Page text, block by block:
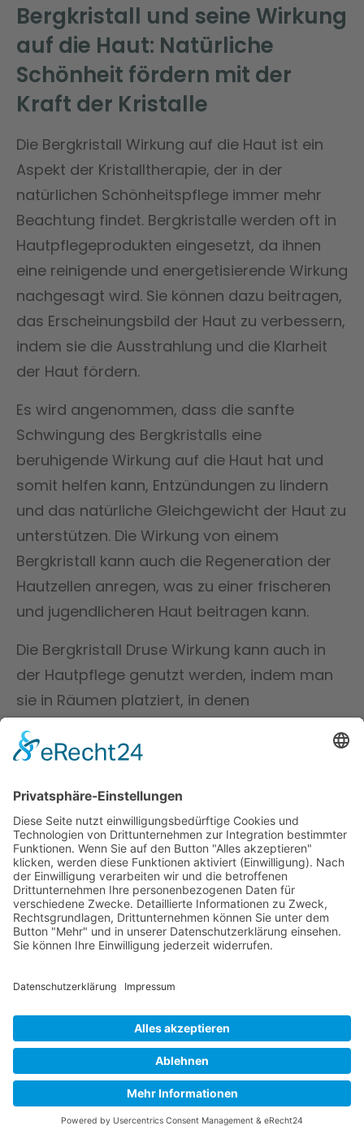
Bergkristall und seine Wirkung
auf die Haut: Natürliche
Schönheit fördern mit der
Kraft der Kristalle
Die Bergkristall Wirkung auf die Haut ist ein
Aspekt der Kristalltherapie, der in der
natürlichen Schönheitspflege immer mehr
Beachtung findet. Bergkristalle werden oft in
Hautpflegeprodukten eingesetzt, da ihnen
eine reinigende und energetisierende Wirkung
nachgesagt wird. Sie können dazu beitragen,
das Erscheinungsbild der Haut zu verbessern,
indem sie die Ausstrahlung und die Klarheit
der Haut fördern.
Es wird angenommen, dass die sanfte
Schwingung des Bergkristalls eine
beruhigende Wirkung auf die Haut hat und
somit helfen kann, Entzündungen zu lindern
und das natürliche Gleichgewicht der Haut zu
unterstützen. Die Wirkung von einem
Bergkristall kann auch die Regeneration der
Hautzellen anregen, was zu einer frischeren
und jugendlicheren Haut beitragen kann.
Die Bergkristall Druse Wirkung kann auch in
der Hautpflege genutzt werden, indem man
sie in Räumen platziert, in denen
Druse kann dabei helfen, eine Atmosphäre zu
Hautpflegeprodukten verbessert und die
Entspannung während der Pflegeroutine
fördert.
Darüber hinaus wird die Bergkristall Kette
Wirkung und die Bergkristall Armband
Wirkung oft unterschätzt, wenn es um die
Schmuckstücke in direktem Hautkontakt kann
dazu beitragen, die energetische Qualität der
Haut zu verbessern und ihr Wohlbefinden zu
Die Kristallmatte von